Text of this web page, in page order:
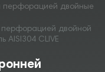
перфорацией двойные
двойной
AISI304 CLIVE